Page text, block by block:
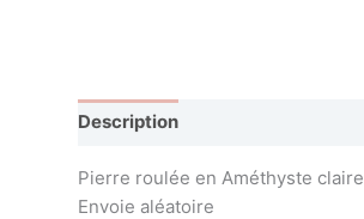
Description
Pierre roulée en Améthyste claire
Envoie aléatoire